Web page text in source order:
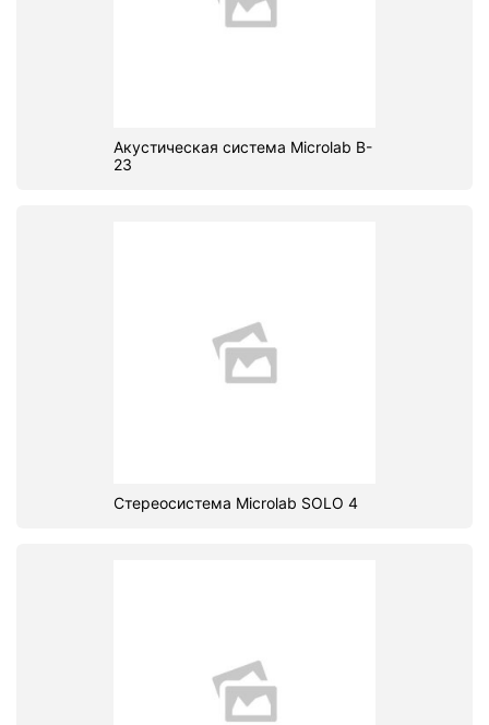
Акустическая система Microlab B-
23
Стереосистема Microlab SOLO 4